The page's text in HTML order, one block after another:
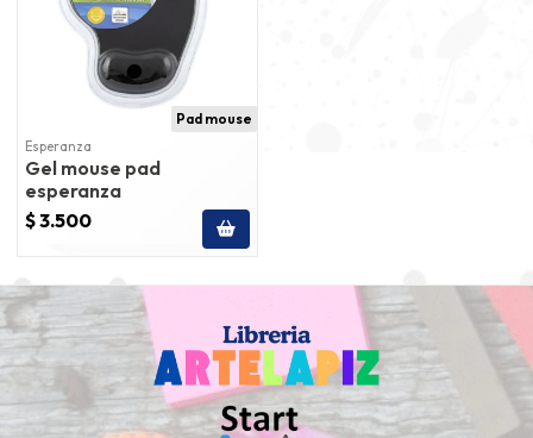
Pad mouse
Esperanza
Gel mouse pad
esperanza
$ 3.500